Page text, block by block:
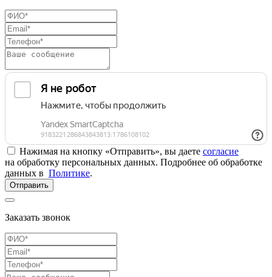
Нажимая на кнопку «Отправить», вы даете согласие
на обработку персональных данных. Подробнее об обработке
данных в Политике.
Отправить
Заказать звонок